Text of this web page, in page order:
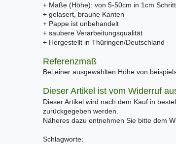
+ Maße (Höhe): von 5-50cm in 1cm
+ gelasert, braune Kanten
+ Pappe ist unbehandelt
+ saubere Verarbeitungsqualität
+ Hergestellt in Thüringen/Deutschland
Referenzmaß
Bei einer ausgewählten Höhe von
Dieser Artikel ist vom Widerruf
Dieser Artikel wird nach dem Kauf in
zurückgegeben werden.
Näheres dazu entnehmen Sie bitte dem
Schlagworte: